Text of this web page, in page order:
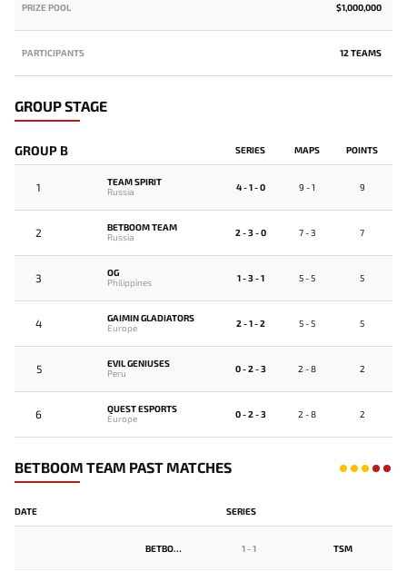
PRIZE POOL $1,000,000
PARTICIPANTS 12 TEAMS
GROUP STAGE
GROUP B SERIES MAPS POINTS
1
TEAM SPIRIT
Russia
4 - 1 - 0 9 - 1 9
2
BETBOOM TEAM
Russia
2 - 3 - 0 7 - 3 7
3
OG
Philippines
1 - 3 - 1 5 - 5 5
4
GAIMIN GLADIATORS
Europe
2 - 1 - 2 5 - 5 5
5
EVIL GENIUSES
Peru
0 - 2 - 3 2 - 8 2
6
QUEST ESPORTS
Europe
0 - 2 - 3 2 - 8 2
BETBOOM TEAM PAST MATCHES
DATE SERIES
BETBOOM 1-1 TSM